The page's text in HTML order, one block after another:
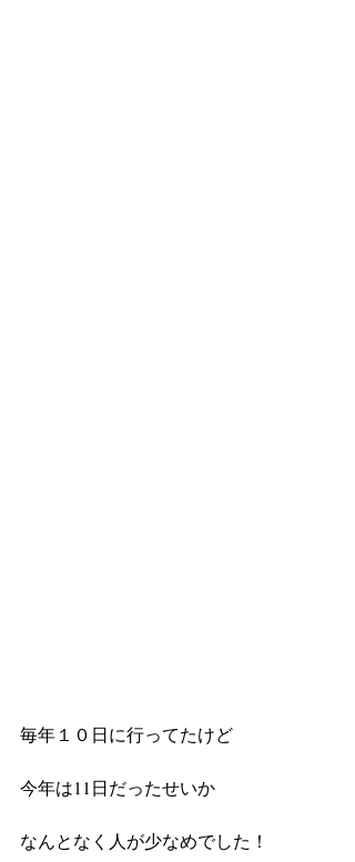
毎年１０日に行ってたけど
今年は11日だったせいか
なんとなく人が少なめでした！